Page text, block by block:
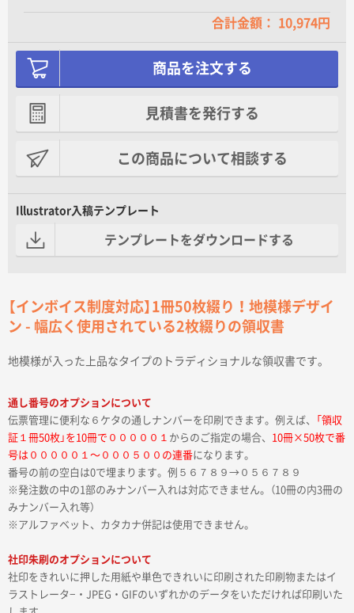
合計金額： 10,974円
商品を注文する
見積書を発行する
この商品について相談する
Illustrator入稿テンプレート
テンプレートをダウンロードする
【インボイス制度対応】1冊50枚綴り！地模様デザイ
ン - 幅広く使用されている2枚綴りの領収書
地模様が入った上品なタイプのトラディショナルな領収書です。
通し番号のオプションについて
伝票管理に便利な６ケタの通しナンバーを印刷できます。例えば、
「領収
証１冊50枚」を10冊で０００００１ からのご指定の場合、 10冊×50枚で番
号は０００００１〜０００５００の連番になります。
番号の前の空白は0で埋まります。例５６７８９→０５６７８９
※発注数の中の1部のみナンバー入れは対応できません。（10冊の内3冊の
みナンバー入れ等）
※アルファベット、カタカナ併記は使用できません。
社印朱刷のオプションについて
社印をきれいに押した用紙や単色できれいに印刷された印刷物またはイ
ラストレータ−・JPEG・GIFのいずれかのデータをいただければ印刷いた